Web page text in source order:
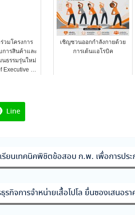
วมโครงการ
การสินค้าและ
ธรรมรุ่นใหม่
Executive …
เชิญชวนออกกำลังกายด้วย
การเต้นแอโรบิค
Line
รียนเทคนิคพิชิตข้อสอบ ก.พ. เพื่อการปร
กิจการจำหน่ายเสื้อโปโล ยื่นซองเสนอร